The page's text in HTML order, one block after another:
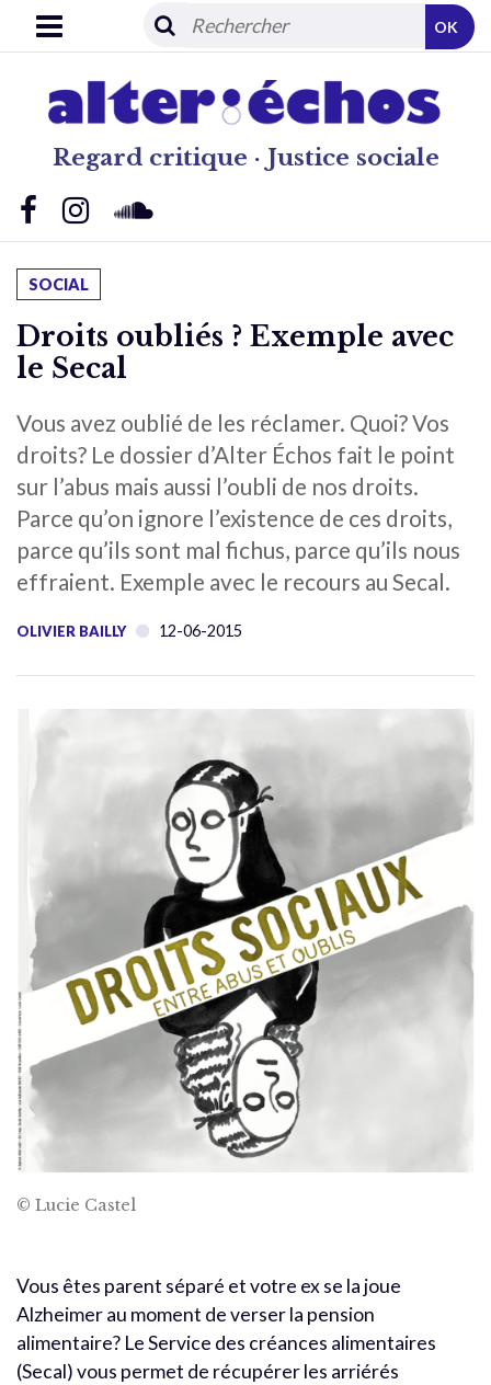
Regard critique · Justice sociale
OK
SOCIAL
Droits oubliés ? Exemple avec
le Secal
Vous avez oublié de les réclamer. Quoi? Vos
droits? Le dossier d’Alter Échos fait le point
sur l’abus mais aussi l’oubli de nos droits.
Parce qu’on ignore l’existence de ces droits,
parce qu’ils sont mal fichus, parce qu’ils nous
effraient. Exemple avec le recours au Secal.
OLIVIER BAILLY 12-06-2015
© Lucie Castel
Vous êtes parent séparé et votre ex se la joue
Alzheimer au moment de verser la pension
alimentaire? Le Service des créances alimentaires
(Secal) vous permet de récupérer les arriérés